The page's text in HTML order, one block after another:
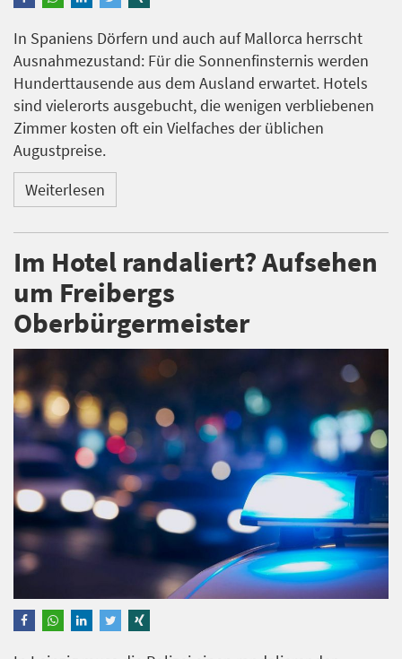
In Spaniens Dörfern und auch auf Mallorca herrscht
Ausnahmezustand: Für die Sonnenfinsternis werden
Hunderttausende aus dem Ausland erwartet. Hotels
sind vielerorts ausgebucht, die wenigen verbliebenen
Zimmer kosten oft ein Vielfaches der üblichen
Augustpreise.
Weiterlesen
Im Hotel randaliert? Aufsehen
um Freibergs
Oberbürgermeister